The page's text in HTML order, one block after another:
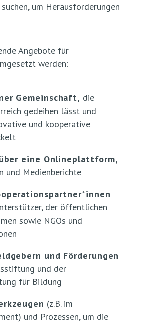
um Herausforderungen
Angebote für
werden:
Gemeinschaft, die
gedeihen lässt und
und kooperative
eine Onlineplattform,
und Medienberichte
der öffentlichen
sowie NGOs und
und Förderungen
und der
für Bildung
(z.B. im
und Prozessen, um die